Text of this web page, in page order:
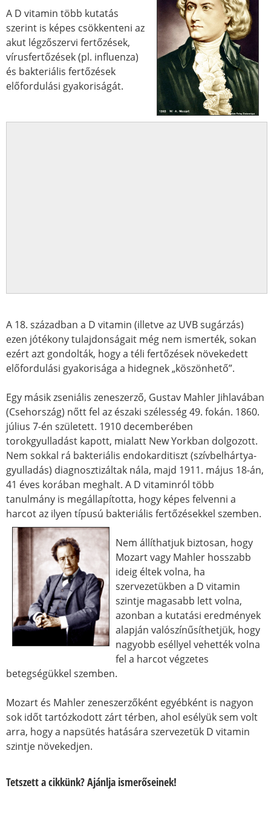
A D vitamin több kutatás
szerint is képes csökkenteni az
akut légzőszervi fertőzések,
vírusfertőzések (pl. influenza)
és bakteriális fertőzések
előfordulási gyakoriságát.
A 18. században a D vitamin (illetve az UVB sugárzás)
ezen jótékony tulajdonságait még nem ismerték, sokan
ezért azt gondolták, hogy a téli fertőzések növekedett
előfordulási gyakorisága a hidegnek „köszönhető”.
Egy másik zseniális zeneszerző, Gustav Mahler Jihlavában
(Csehország) nőtt fel az északi szélesség 49. fokán. 1860.
július 7-én született. 1910 decemberében
torokgyulladást kapott, mialatt New Yorkban dolgozott.
Nem sokkal rá bakteriális endokarditiszt (szívbelhártya-
gyulladás) diagnosztizáltak nála, majd 1911. május 18-án,
41 éves korában meghalt. A D vitaminról több
tanulmány is megállapította, hogy képes felvenni a
harcot az ilyen típusú bakteriális fertőzésekkel szemben.
Nem állíthatjuk biztosan, hogy
Mozart vagy Mahler hosszabb
ideig éltek volna, ha
szervezetükben a D vitamin
szintje magasabb lett volna,
azonban a kutatási eredmények
alapján valószínűsíthetjük, hogy
nagyobb eséllyel vehették volna
fel a harcot végzetes
betegségükkel szemben.
Mozart és Mahler zeneszerzőként egyébként is nagyon
sok időt tartózkodott zárt térben, ahol esélyük sem volt
arra, hogy a napsütés hatására szervezetük D vitamin
szintje növekedjen.
Tetszett a cikkünk? Ajánlja ismerőseinek!